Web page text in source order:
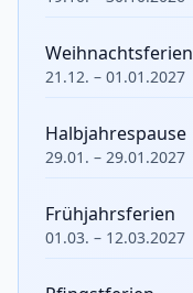
Weihnachtsferien
21.12. – 01.01.2027
Halbjahrespause
29.01. – 29.01.2027
Frühjahrsferien
01.03. – 12.03.2027